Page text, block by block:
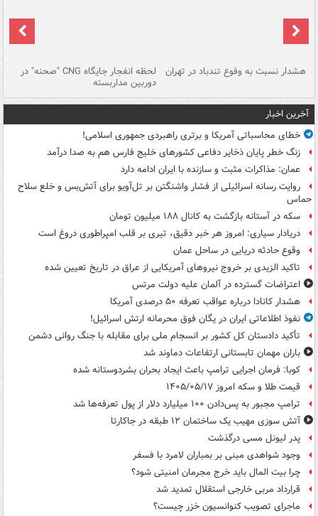
هشدار نسبت به وفوع تندباد در تهران لحظه انفجار جایگاه CNG "صحنه" در
دوربین مداربسته
آخرین اخبار
خطای محاسباتی آمریکا و برتری راهبردی جمهوری اسلامی!
زنگ خطر پایان ذخایر دفاعی کشورهای خلیج فارس هم به صدا درآمد
عمان: مذاکرات مثبت و سازنده با ایران ادامه دارد
روایت رسانه اسرائیلی از فشار واشنگتن بر تل‌آویو برای آتش‌بس و خلع سلاح
حماس
سکه در آستانه بازگشت به کانال ۱۸۸ میلیون تومان
دریادار سیاری: امروز هر خبر دقیق، تیری بر قلب امپراطوری دروغ است
وقوع حادثه دریایی در ساحل عمان
تاکید الزیدی بر خروج نیروهای آمریکایی از عراق در تاریخ تعیین شده
اعتراضات گسترده در آلمان علیه دولت مرتس
هشدار کانادا درباره عواقب تعرفه ۵۰ درصدی آمریکا
نفوذ اطلاعاتی ایران در یگان فوق محرمانه ارتش اسرائیل!
تأکید دادستان کل کشور بر انسجام ملی برای مقابله با جنگ روانی دشمن
باران مهمان تابستانی ارتفاعات دماوند شد
کوبا: فرمان اجرایی ترامپ باعث ایجاد بحران بشردوستانه شده
قیمت طلا و سکه امروز ۱۴۰۵/۰۵/۱۷
ترامپ مجبور به پس‌دادن ۱۰۰ میلیارد دلار از پول تعرفه‌ها شد
آتش سوزی مهیب یک ساختمان ۱۲ طبقه در جاکارتا
پدر لیونل مسی درگذشت
وجود شواهدی مبنی بر بمباران لامرد با فسفر
چرا بیت المال باید خرج مجرمان امنیتی شود؟
قرارداد مربی خارجی استقلال تمدید شد
ماجرای تصویب کنوانسیون خزر چیست؟